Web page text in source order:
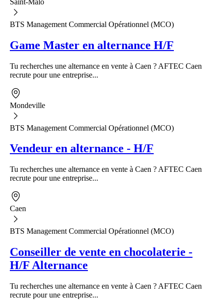
BTS Management Commercial Opérationnel (MCO)
Game Master en alternance H/F
Tu recherches une alternance en vente à Caen ? AFTEC Caen
recrute pour une entreprise...
Mondeville
BTS Management Commercial Opérationnel (MCO)
Vendeur en alternance - H/F
Tu recherches une alternance en vente à Caen ? AFTEC Caen
recrute pour une entreprise...
Caen
BTS Management Commercial Opérationnel (MCO)
Conseiller de vente en chocolaterie -
H/F Alternance
Tu recherches une alternance en vente à Caen ? AFTEC Caen
recrute pour une entreprise...